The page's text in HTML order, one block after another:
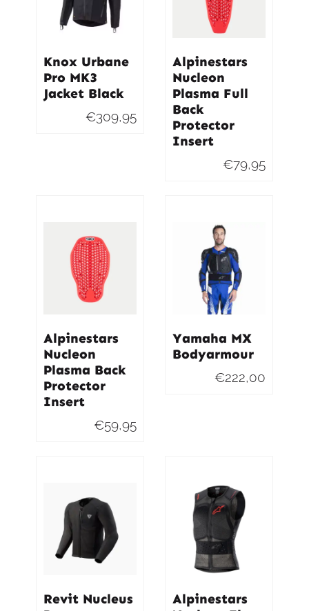
Knox Urbane
Pro MK3
Jacket Black
€309,95
Alpinestars
Nucleon
Plasma Full
Back
Protector
Insert
€79,95
Alpinestars
Nucleon
Plasma Back
Protector
Insert
€59,95
Yamaha MX
Bodyarmour
€222,00
Revit Nucleus
Alpinestars